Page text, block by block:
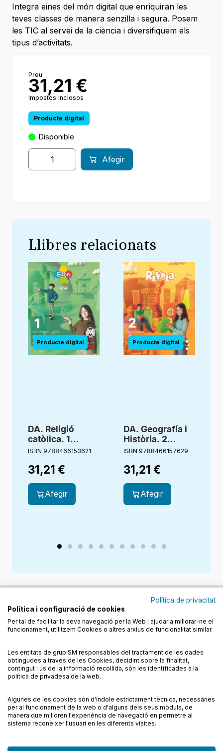
Integra eines del món digital que enriquiran les
teves classes de manera senzilla i segura. Posem
les TIC al servei de la ciència i diversifiquem els
tipus d’activitats.
Preu
31,21 €
Impostos inclosos
Producte digital
Disponible
Afegir
Llibres relacionats
DA. Religió
catòlica. 1
Secundaria
María. Edèn.
Revola
ISBN 9788466153621
31,21 €
Afegir
DA. Geografía i
Història. 2
Secundaria.
ISBN 9788466157629
31,21 €
Afegir
Condicions de compra
Condicions d’ús
Política de cookies
Política de privadesa
FAQs
Contacte
Política de privacitat
Política i configuració de cookies
Per tal de facilitar la seva navegació per la Web i ajudar a millorar-ne el
funcionament, utilitzem Cookies o altres arxius de funcionalitat similar.
Les entitats de grup SM responsables del tractament de les dades
obtingudes a través de les Cookies, decidint sobre la finalitat,
contingut i ús de la informació recollida, són les identificades a la
política de privadesa de la web.
Algunes de les cookies són d'índole estrictament tècnica, necessàries
per al funcionament de la web o d'alguns dels seus mòduls, de
manera que milloren l'experiència de navegació en permetre al
sistema reconèixer l'usuari en les diferents visites.